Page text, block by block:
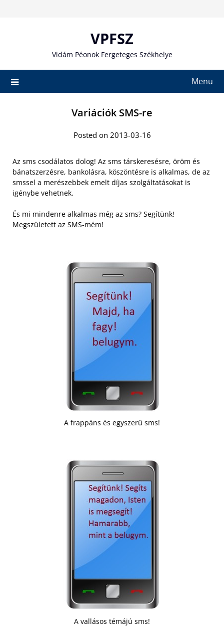
VPFSZ
Vidám Péonok Fergeteges Székhelye
Menu
Variációk SMS-re
Posted on 2013-03-16
Az sms csodálatos dolog! Az sms társkeresésre, öröm és
bánatszerzésre, bankolásra, köszöntésre is alkalmas, de az
smssel a merészebbek emelt díjas szolgáltatásokat is
igénybe vehetnek.
És mi mindenre alkalmas még az sms? Segítünk!
Megszületett az SMS-mém!
A frappáns és egyszerű sms!
A vallásos témájú sms!